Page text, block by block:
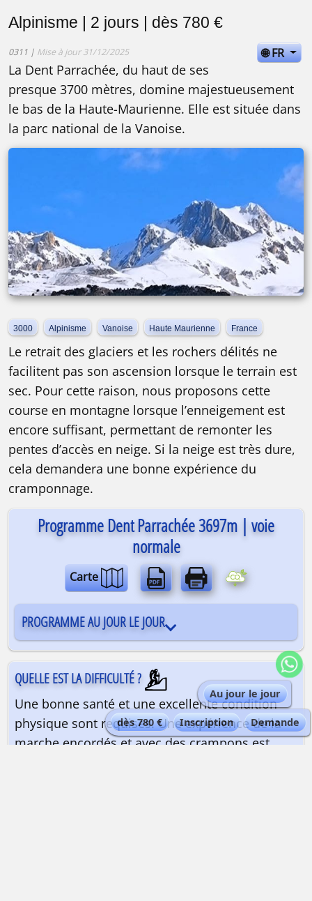
dès 780 € Inscription Demande
Au jour le jour
Alpinisme | 2 jours | dès 780 €
0311 | Mise à jour 31/12/2025 🌐 FR
La Dent Parrachée, du haut de ses
presque 3700 mètres, domine majestueusement
le bas de la Haute-Maurienne. Elle est située dans
la parc national de la Vanoise.
3000 Alpinisme Vanoise Haute Maurienne France
Le retrait des glaciers et les rochers délités ne
facilitent pas son ascension lorsque le terrain est
sec. Pour cette raison, nous proposons cette
course en montagne lorsque l’enneigement est
encore suffisant, permettant de remonter les
pentes d’accès en neige. Si la neige est très dure,
cela demandera une bonne expérience du
cramponnage.
Programme Dent Parrachée 3697m | voie
normale
Carte
PROGRAMME AU JOUR LE JOUR
QUELLE EST LA DIFFICULTÉ ?
Une bonne santé et une excellente condition
physique sont requises. Une expérience de la
marche encordés et avec des crampons est